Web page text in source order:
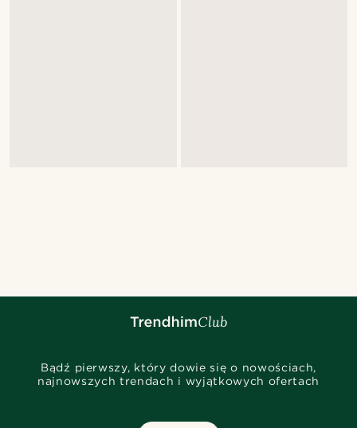
Bądź pierwszy, który dowie się o nowościach,
najnowszych trendach i wyjątkowych ofertach